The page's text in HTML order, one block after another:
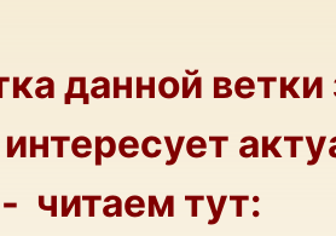
(1)
данной
читаем тут: